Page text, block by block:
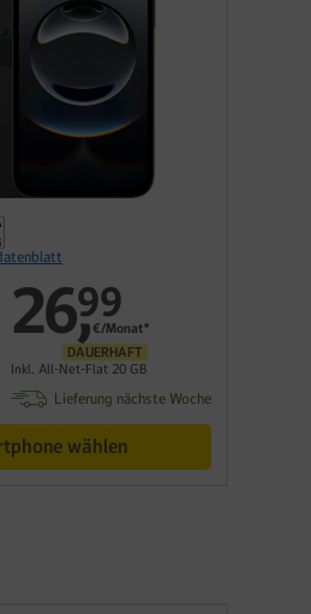
26,
99
€/Monat*
DAUERHAFT
Inkl. All-Net-Flat 20 GB
Lieferung nächste Woche
wählen